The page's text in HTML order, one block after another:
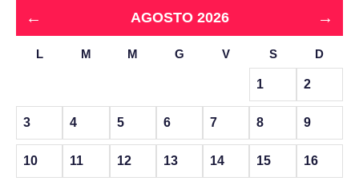
← AGOSTO 2026 →
L M M G V S D
1 2
3 4 5 6 7 8 9
10 11 12 13 14 15 16